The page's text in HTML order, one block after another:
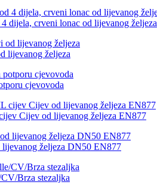
4 dijela, crveni lonac od lijevanog željeza
lijevanog željeza
cjevovoda
Cijev od lijevanog željeza EN877
željeza DN50 EN877
Brza stezaljka